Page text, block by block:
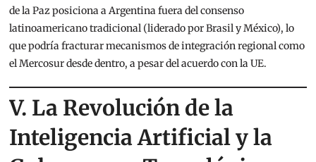
de la Paz posiciona a Argentina fuera del consenso
latinoamericano tradicional (liderado por Brasil y México), lo
que podría fracturar mecanismos de integración regional como
el Mercosur desde dentro, a pesar del acuerdo con la UE.
V. La Revolución de la
Inteligencia Artificial y la